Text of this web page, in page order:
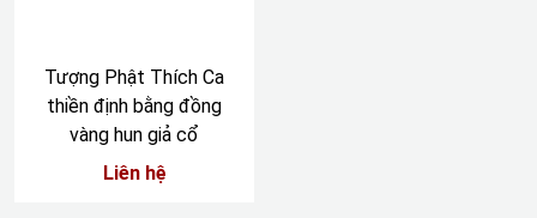
Tượng Phật Thích Ca
thiền định bằng đồng
vàng hun giả cổ
Liên hệ